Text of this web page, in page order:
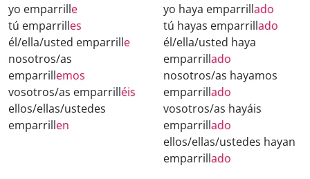
yo emparrille
tú emparrilles
él/ella/usted emparrille
nosotros/as
emparrillemos
vosotros/as emparrilléis
ellos/ellas/ustedes
emparrillen
yo haya emparrillado
tú hayas emparrillado
él/ella/usted haya
emparrillado
nosotros/as hayamos
emparrillado
vosotros/as hayáis
emparrillado
ellos/ellas/ustedes hayan
emparrillado